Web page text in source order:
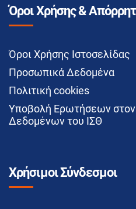
Όροι Χρήσης &
Όροι Χρήσης Ιστοσελίδας
Προσωπικά Δεδομένα
Πολιτική cookies
Υποβολή Ερωτήσεων
Δεδομένων του ΙΣΘ
Χρήσιμοι Σύνδεσμοι